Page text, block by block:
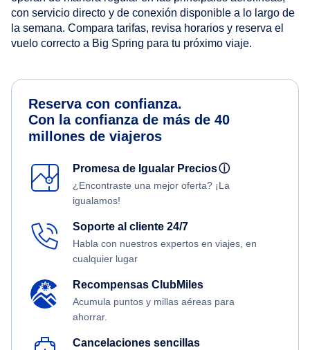
con servicio directo y de conexión disponible a lo largo de
la semana. Compara tarifas, revisa horarios y reserva el
vuelo correcto a Big Spring para tu próximo viaje.
Reserva con confianza.
Con la confianza de más de 40
millones de viajeros
Promesa de Igualar Preciosⓘ
¿Encontraste una mejor oferta? ¡La
igualamos!
Soporte al cliente 24/7
Habla con nuestros expertos en viajes, en
cualquier lugar
Recompensas ClubMiles
Acumula puntos y millas aéreas para
ahorrar.
Cancelaciones sencillas